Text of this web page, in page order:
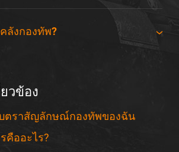
ลังกองทัพ?
วข้อง
ตราสัญลักษณ์กองทัพของฉัน
คืออะไร?